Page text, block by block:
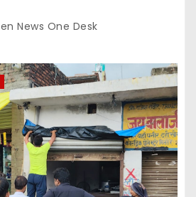
News One Desk